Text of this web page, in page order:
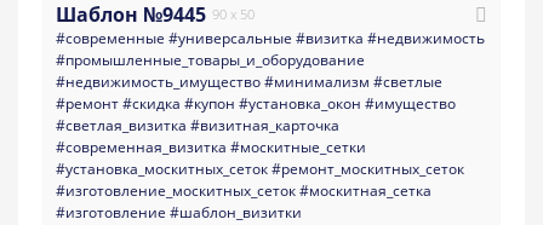
Шаблон №9445 90 x 50
#современные #универсальные #визитка #недвижимость
#промышленные_товары_и_оборудование
#недвижимость_имущество#минимализм #светлые
#ремонт#скидка #купон #установка_окон #имущество
#светлая_визитка #визитная_карточка
#современная_визитка #москитные_сетки
#установка_москитных_сеток#ремонт_москитных_сеток
#изготовление_москитных_сеток#москитная_сетка
#изготовление #шаблон_визитки